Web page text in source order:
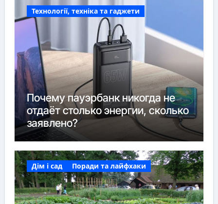
Технології, техніка та гаджети
Почему пауэрбанк никогда не
отдаёт столько энергии, сколько
заявлено?
Дім і сад Поради та лайфхаки